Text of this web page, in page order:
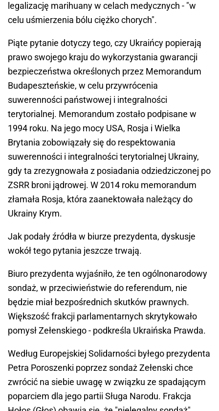
legalizację marihuany w celach medycznych - "w
celu uśmierzenia bólu ciężko chorych".
Piąte pytanie dotyczy tego, czy Ukraińcy popierają
prawo swojego kraju do wykorzystania gwarancji
bezpieczeństwa określonych przez Memorandum
Budapeszteńskie, w celu przywrócenia
suwerenności państwowej i integralności
terytorialnej. Memorandum zostało podpisane w
1994 roku. Na jego mocy USA, Rosja i Wielka
Brytania zobowiązały się do respektowania
suwerenności i integralności terytorialnej Ukrainy,
gdy ta zrezygnowała z posiadania odziedziczonej po
ZSRR broni jądrowej. W 2014 roku memorandum
złamała Rosja, która zaanektowała należący do
Ukrainy Krym.
Jak podały źródła w biurze prezydenta, dyskusje
wokół tego pytania jeszcze trwają.
Biuro prezydenta wyjaśniło, że ten ogólnonarodowy
sondaż, w przeciwieństwie do referendum, nie
będzie miał bezpośrednich skutków prawnych.
Większość frakcji parlamentarnych skrytykowało
pomysł Zełenskiego - podkreśla Ukraińska Prawda.
Według Europejskiej Solidarności byłego prezydenta
Petra Poroszenki poprzez sondaż Zełenski chce
zwrócić na siebie uwagę w związku ze spadającym
poparciem dla jego partii Sługa Narodu. Frakcja